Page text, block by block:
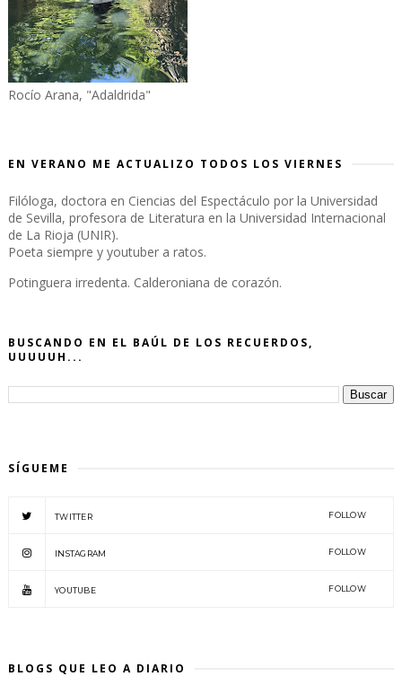
Rocío Arana, "Adaldrida"
EN VERANO ME ACTUALIZO TODOS LOS VIERNES
Filóloga, doctora en Ciencias del Espectáculo por la Universidad
de Sevilla, profesora de Literatura en la Universidad Internacional
de La Rioja (UNIR).
Poeta siempre y youtuber a ratos.
Potinguera irredenta. Calderoniana de corazón.
BUSCANDO EN EL BAÚL DE LOS RECUERDOS,
UUUUUH...
SÍGUEME
TWITTER FOLLOW
INSTAGRAM FOLLOW
YOUTUBE FOLLOW
BLOGS QUE LEO A DIARIO